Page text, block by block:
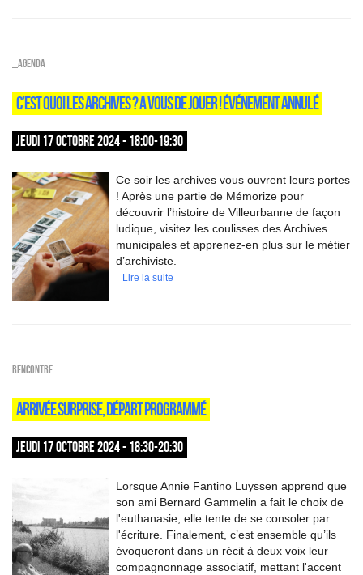
_Agenda
C’EST QUOI LES ARCHIVES ? A VOUS DE JOUER ! ÉVÉNEMENT ANNULÉ
JEUDI 17 OCTOBRE 2024 - 18:00-19:30
Ce soir les archives vous ouvrent leurs portes
! Après une partie de Mémorize pour
découvrir l’histoire de Villeurbanne de façon
ludique, visitez les coulisses des Archives
municipales et apprenez-en plus sur le métier
d’archiviste.
Lire la suite
Rencontre
ARRIVÉE SURPRISE, DÉPART PROGRAMMÉ
JEUDI 17 OCTOBRE 2024 - 18:30-20:30
Lorsque Annie Fantino Luyssen apprend que
son ami Bernard Gammelin a fait le choix de
l'euthanasie, elle tente de se consoler par
l'écriture. Finalement, c’est ensemble qu’ils
évoqueront dans un récit à deux voix leur
compagnonnage associatif, mettant l'accent